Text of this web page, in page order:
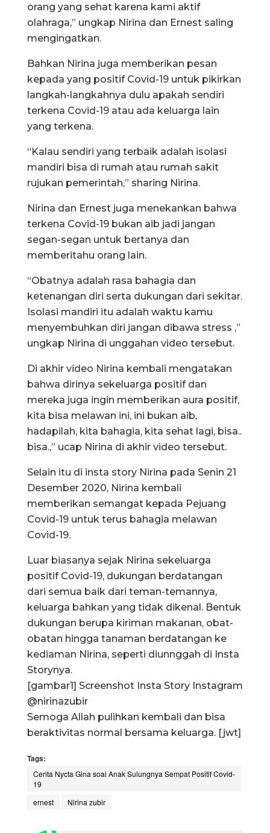
orang yang sehat karena kami aktif
olahraga,” ungkap Nirina dan Ernest saling
mengingatkan.
Bahkan Nirina juga memberikan pesan
kepada yang positif Covid-19 untuk pikirkan
langkah-langkahnya dulu apakah sendiri
terkena Covid-19 atau ada keluarga lain
yang terkena.
“Kalau sendiri yang terbaik adalah isolasi
mandiri bisa di rumah atau rumah sakit
rujukan pemerintah,” sharing Nirina.
Nirina dan Ernest juga menekankan bahwa
terkena Covid-19 bukan aib jadi jangan
segan-segan untuk bertanya dan
memberitahu orang lain.
“Obatnya adalah rasa bahagia dan
ketenangan diri serta dukungan dari sekitar.
Isolasi mandiri itu adalah waktu kamu
menyembuhkan diri jangan dibawa stress ,”
ungkap Nirina di unggahan video tersebut.
Di akhir video Nirina kembali mengatakan
bahwa dirinya sekeluarga positif dan
mereka juga ingin memberikan aura positif,
kita bisa melawan ini, ini bukan aib,
hadapilah, kita bahagia, kita sehat lagi, bisa..
bisa.,” ucap Nirina di akhir video tersebut.
Selain itu di insta story Nirina pada Senin 21
Desember 2020, Nirina kembali
memberikan semangat kepada Pejuang
Covid-19 untuk terus bahagia melawan
Covid-19.
Luar biasanya sejak Nirina sekeluarga
positif Covid-19, dukungan berdatangan
dari semua baik dari teman-temannya,
keluarga bahkan yang tidak dikenal. Bentuk
dukungan berupa kiriman makanan, obat-
obatan hingga tanaman berdatangan ke
kediaman Nirina, seperti diunnggah di Insta
Storynya.
[gambar1] Screenshot Insta Story Instagram
@nirinazubir
Semoga Allah pulihkan kembali dan bisa
beraktivitas normal bersama keluarga. [jwt]
Tags:
Cerita Nycta Gina soal Anak Sulungnya Sempat Positif Covid-
19
ernest
Nirina zubir